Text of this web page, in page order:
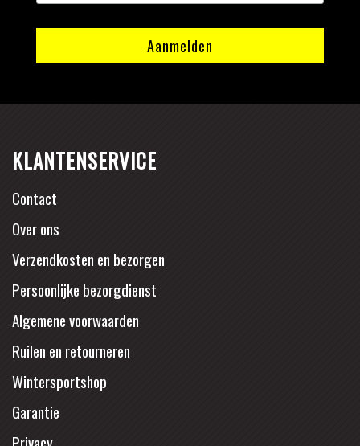
KLANTENSERVICE
Contact
Over ons
Verzendkosten en bezorgen
Persoonlijke bezorgdienst
Algemene voorwaarden
Ruilen en retourneren
Wintersportshop
Garantie